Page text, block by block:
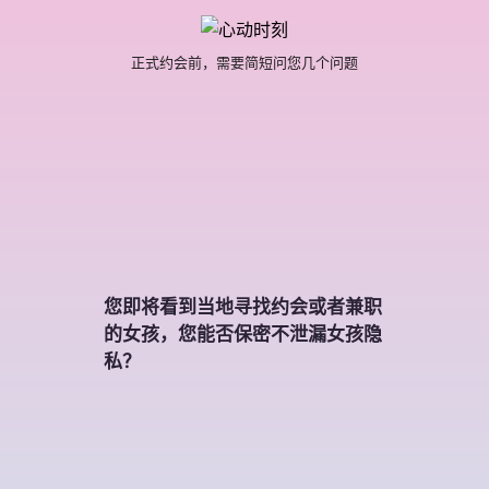
正式约会前，需要简短问您几个问题
您即将看到当地寻找约会或者兼职
的女孩，您能否保密不泄漏女孩隐
私？